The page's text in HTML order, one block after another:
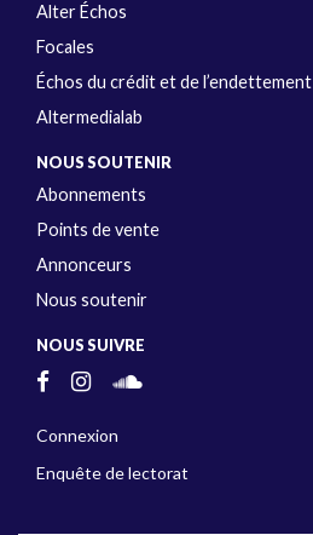
Alter Échos
Focales
Échos du crédit et de l’endettement
Altermedialab
NOUS SOUTENIR
Abonnements
Points de vente
Annonceurs
Nous soutenir
NOUS SUIVRE
Connexion
Enquête de lectorat